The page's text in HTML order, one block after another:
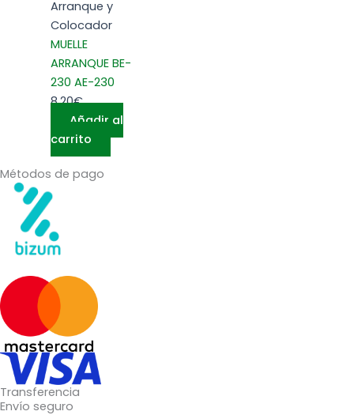
Arranque y
Colocador
MUELLE
ARRANQUE BE-
230 AE-230
8,20€
Añadir al
carrito
Métodos de pago
Transferencia
Envío seguro